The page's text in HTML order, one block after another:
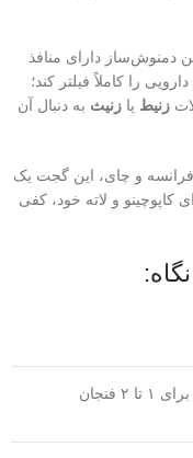
دمنوش‌ساز دارای منافذ
را کاملاً فیلتر کند؛
زنیط یا زنیث به دنبال آن
فرانسه و چای، این گجت یک
کاپوچینو و لاته خود، کفی
۳۵۰ میلی‌لیتر (ایده‌آل برای ۱ تا ۲ فنجان